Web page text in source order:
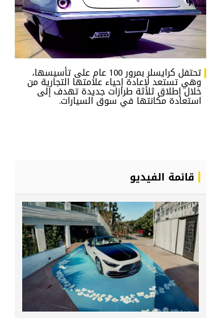
تحتفل كرايسلر بمرور 100 عام على تأسيسها،
وهي تستعد لإعادة إحياء علامتها التجارية من
خلال إطلاق ثلاثة طرازات جديدة تهدف إلى
استعادة مكانتها في سوق السيارات.​
قائمة الفيديو